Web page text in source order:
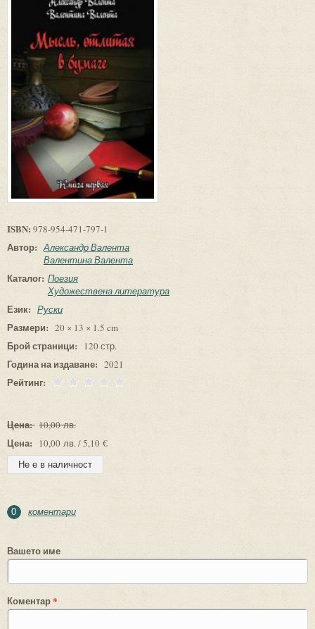
ISBN: 978-954-471-797-1
Автор: Александр Валента
Валентина Валента
Каталог: Поезия
Художествена литература
Език: Руски
Размери: 20 × 13 × 1.5 cm
Брой страници: 120 стр.
Година на издаване: 2021
Рейтинг:
Цена: 10,00 лв.
Цена: 10,00 лв. / 5,10 €
0 коментари
Вашето име
Коментар*